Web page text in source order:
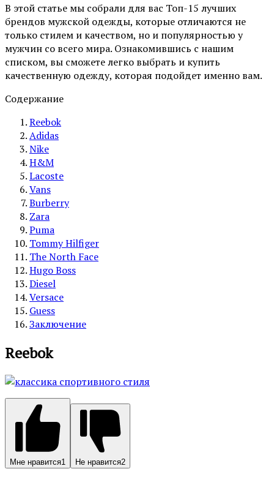
В этой статье мы собрали для вас Топ-15 лучших
брендов мужской одежды, которые отличаются не
только стилем и качеством, но и популярностью у
мужчин со всего мира. Ознакомившись с нашим
списком, вы сможете легко выбрать и купить
качественную одежду, которая подойдет именно вам.
Содержание
Reebok
Adidas
Nike
H&M
Lacoste
Vans
Burberry
Zara
Puma
Tommy Hilfiger
The North Face
Hugo Boss
Diesel
Versace
Guess
Заключение
Reebok
Мне нравится1 Не нравится2